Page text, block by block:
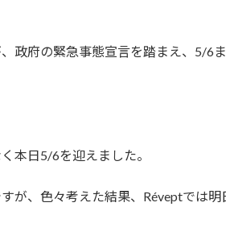
政府の緊急事態宣言を踏まえ、5/6
本日5/6を迎えました。
が、色々考えた結果、Réveptでは